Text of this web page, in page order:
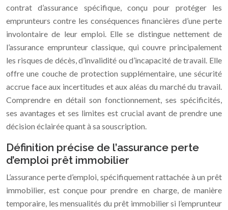
contrat d’assurance spécifique, conçu pour protéger les
emprunteurs contre les conséquences financières d’une perte
involontaire de leur emploi. Elle se distingue nettement de
l’assurance emprunteur classique, qui couvre principalement
les risques de décès, d’invalidité ou d’incapacité de travail. Elle
offre une couche de protection supplémentaire, une sécurité
accrue face aux incertitudes et aux aléas du marché du travail.
Comprendre en détail son fonctionnement, ses spécificités,
ses avantages et ses limites est crucial avant de prendre une
décision éclairée quant à sa souscription.
Définition précise de l’assurance perte
d’emploi prêt immobilier
L’assurance perte d’emploi, spécifiquement rattachée à un prêt
immobilier, est conçue pour prendre en charge, de manière
temporaire, les mensualités du prêt immobilier si l’emprunteur